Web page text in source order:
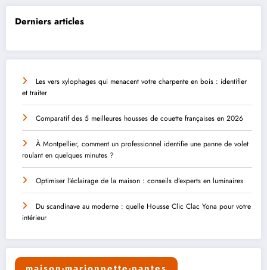
Derniers articles
Les vers xylophages qui menacent votre charpente en bois : identifier
et traiter
Comparatif des 5 meilleures housses de couette françaises en 2026
À Montpellier, comment un professionnel identifie une panne de volet
roulant en quelques minutes ?
Optimiser l’éclairage de la maison : conseils d’experts en luminaires
Du scandinave au moderne : quelle Housse Clic Clac Yona pour votre
intérieur